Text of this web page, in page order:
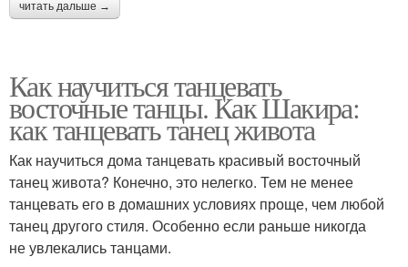
читать дальше →
Как научиться танцевать
восточные танцы. Как Шакира:
как танцевать танец живота
Как научиться дома танцевать красивый восточный
танец живота? Конечно, это нелегко. Тем не менее
танцевать его в домашних условиях проще, чем любой
танец другого стиля. Особенно если раньше никогда
не увлекались танцами.